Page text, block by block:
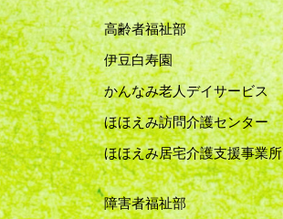
高齢者福祉部
伊豆白寿園
かんなみ老人デイサービス
ほほえみ訪問介護センター
ほほえみ居宅介護支援事業所
障害者福祉部